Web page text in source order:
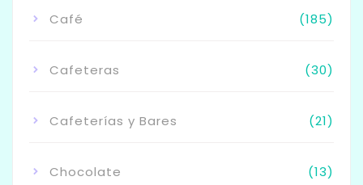
Café (185)
Cafeteras (30)
Cafeterías y Bares (21)
Chocolate (13)